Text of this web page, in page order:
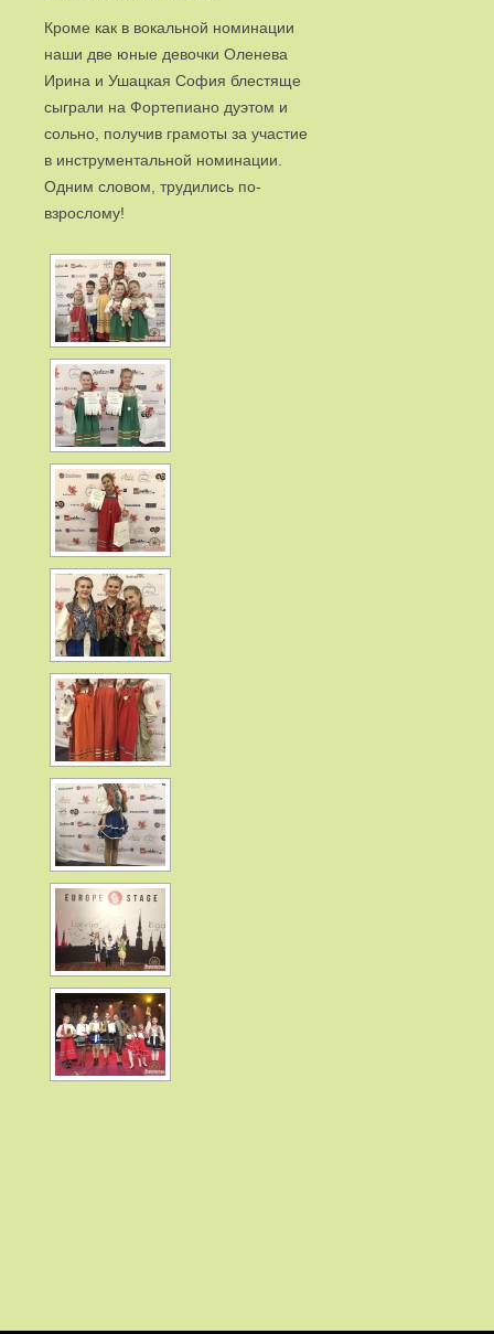
Кроме как в вокальной номинации
наши две юные девочки Оленева
Ирина и Ушацкая София блестяще
сыграли на Фортепиано дуэтом и
сольно, получив грамоты за участие
в инструментальной номинации.
Одним словом, трудились по-
взрослому!